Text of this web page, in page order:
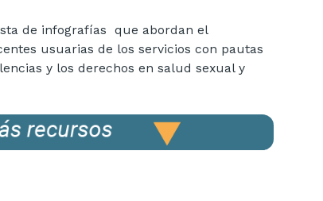
de infografías que abordan el
usuarias de los servicios con pautas
y los derechos en salud sexual y